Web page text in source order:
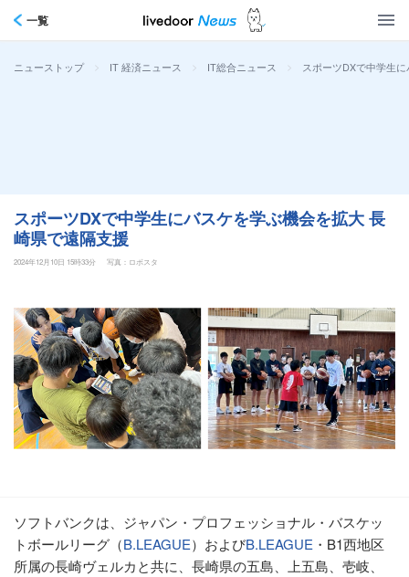
一覧
ニューストップ > IT 経済ニュース > IT総合ニュース > スポーツDXで中学生
スポーツDXで中学生にバスケを学ぶ機会を拡大 長
崎県で遠隔支援
2024年12月10日 15時33分 写真：ロボスタ
ソフトバンクは、ジャパン・プロフェッショナル・バスケッ
トボールリーグ（B.LEAGUE）およびB.LEAGUE ・B1西地区
所属の長崎ヴェルカと共に、長崎県の五島、上五島、壱岐、